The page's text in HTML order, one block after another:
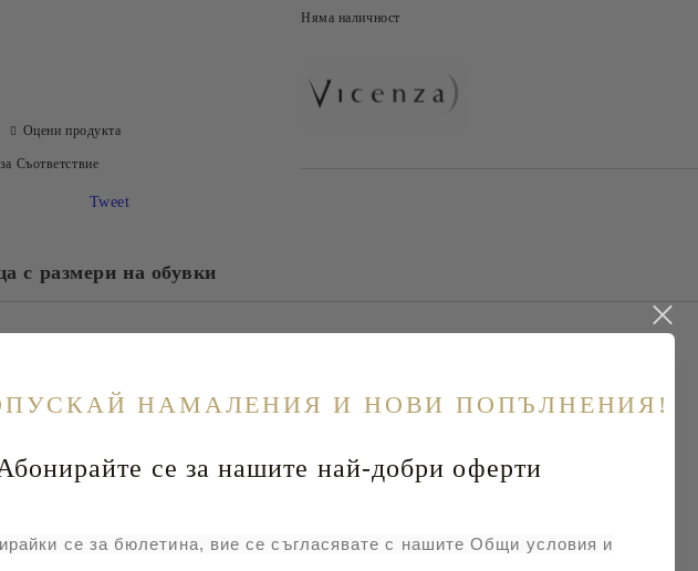
Няма наличност
Оцени продукта
Съответствие
Tweet
с размери на обувки
НАМАЛЕНИЯ И НОВИ ПОПЪЛНЕНИЯ!
се за нашите най-добри оферти
се за бюлетина, вие се съгласявате с нашите Общи условия и